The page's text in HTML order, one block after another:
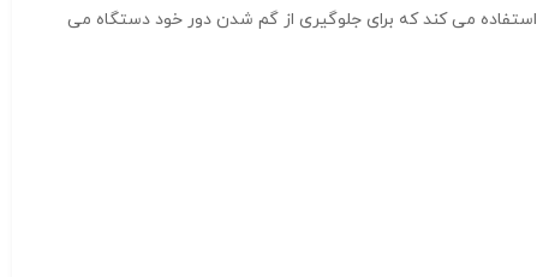
محتوای بسته بندی شامل خود درایو به همراه دفترچه راهنما می باشد. این درایو هم مانند دیگر مدل های عرضه شده توسط ADATA از یک کابل USB استفاده می کند که برای جلوگیری از گم شدن دور خود دستگاه می